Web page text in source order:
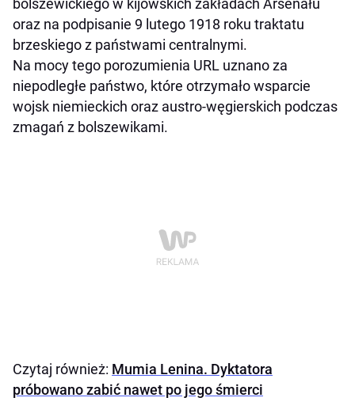
oraz na podpisanie 9 lutego 1918 roku traktatu
brzeskiego z państwami centralnymi.
Na mocy tego porozumienia URL uznano za
niepodległe państwo, które otrzymało wsparcie
wojsk niemieckich oraz austro-węgierskich podczas
zmagań z bolszewikami.
Czytaj również: Mumia Lenina. Dyktatora
próbowano zabić nawet po jego śmierci